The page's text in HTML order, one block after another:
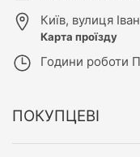
Київ, вулиця
Карта проїзду
Години роботи
ПОКУПЦЕВІ